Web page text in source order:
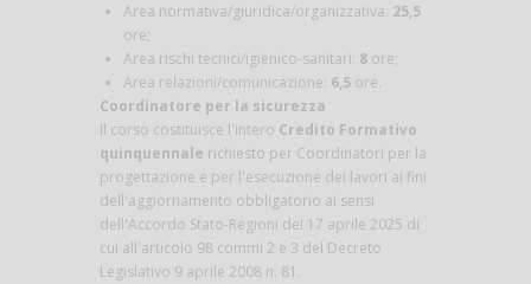
Area normativa/giuridica/organizzativa: 25,5
ore;
Area rischi tecnici/igienico-sanitari: 8 ore;
Area relazioni/comunicazione: 6,5 ore.
Coordinatore per la sicurezza
Il corso costituisce l'intero Credito Formativo
quinquennale richiesto per Coordinatori per la
progettazione e per l'esecuzione dei lavori ai fini
dell'aggiornamento obbligatorio ai sensi
dell'Accordo Stato-Regioni del 17 aprile 2025 di
cui all'articolo 98 commi 2 e 3 del Decreto
Legislativo 9 aprile 2008 n. 81.